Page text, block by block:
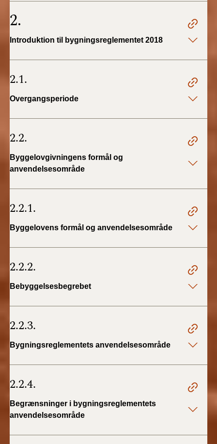
BR18 (1/1-4/7 2019)
BR18 (1/1-30/6
Tidligere BR (1961-
2010)
2.
Introduktion til bygningsreglementet 2018
2.1.
Overgangsperiode
2.2.
Byggelovgivningens formål og
anvendelsesområde
2.2.1.
Byggelovens formål og anvendelsesområde
2.2.2.
Bebyggelsesbegrebet
2.2.3.
Bygningsreglementets anvendelsesområde
2.2.4.
Begrænsninger i bygningsreglementets
anvendelsesområde